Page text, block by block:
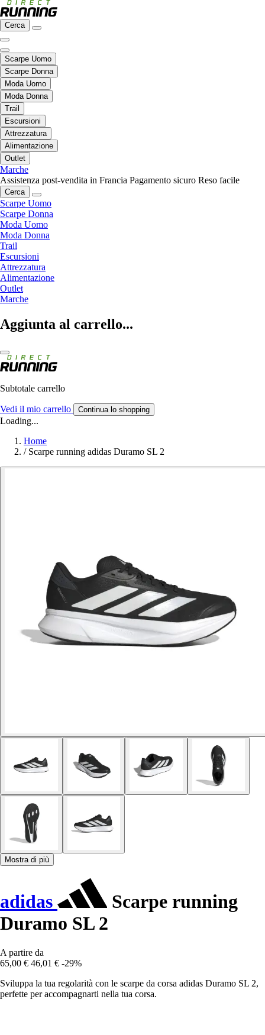
Cerca
Scarpe Uomo
Scarpe Donna
Moda Uomo
Moda Donna
Trail
Escursioni
Attrezzatura
Alimentazione
Outlet
Marche
Assistenza post-vendita in Francia Pagamento sicuro Reso facile
Cerca
Scarpe Uomo
Scarpe Donna
Moda Uomo
Moda Donna
Trail
Escursioni
Attrezzatura
Alimentazione
Outlet
Marche
Aggiunta al carrello...
Subtotale carrello
Vedi il mio carrello Continua lo shopping
Loading...
Home
/ Scarpe running adidas Duramo SL 2
Mostra di più
adidas
Scarpe running
Duramo SL 2
A partire da
65,00 € 46,01 € -29%
Sviluppa la tua regolarità con le scarpe da corsa adidas Duramo SL 2,
perfette per accompagnarti nella tua corsa.